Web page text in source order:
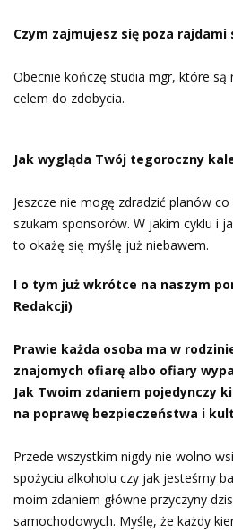
Czym zajmujesz się poza rajdami
Obecnie kończę studia mgr, które są
celem do zdobycia.
Jak wygląda Twój tegoroczny
Jeszcze nie mogę zdradzić planów
szukam sponsorów. W jakim cyklu i
to okażę się myślę już niebawem.
I o tym już wkrótce na naszym
Redakcji)
Prawie każda osoba ma w
znajomych ofiarę albo ofiary
Jak Twoim zdaniem pojedynczy
na poprawę bezpieczeństwa i
Przede wszystkim nigdy nie wolno
spożyciu alkoholu czy jak jesteśmy
moim zdaniem główne przyczyny
samochodowych. Myślę, że każdy